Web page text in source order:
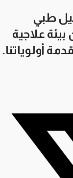
طبي
علاجية
أولوياتنا.